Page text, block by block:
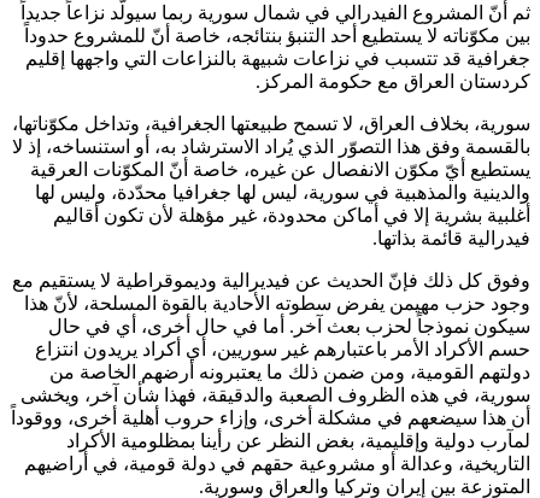
ثم أنّ المشروع الفيدرالي في شمال سورية ربما سيولّد نزاعاً جديداً
بين مكوّناته لا يستطيع أحد التنبؤ بنتائجه، خاصة أنّ للمشروع حدوداً
جغرافية قد تتسبب في نزاعات شبيهة بالنزاعات التي واجهها إقليم
كردستان العراق مع حكومة المركز.
سورية، بخلاف العراق، لا تسمح طبيعتها الجغرافية، وتداخل مكوّناتها،
بالقسمة وفق هذا التصوّر الذي يُراد الاسترشاد به، أو استنساخه، إذ لا
يستطيع أيّ مكوّن الانفصال عن غيره، خاصة أنّ المكوّنات العرقية
والدينية والمذهبية في سورية، ليس لها جغرافيا محدّدة، وليس لها
أغلبية بشرية إلا في أماكن محدودة، غير مؤهلة لأن تكون أقاليم
فيدرالية قائمة بذاتها.
وفوق كل ذلك فإنّ الحديث عن فيديرالية وديموقراطية لا يستقيم مع
وجود حزب مهيمن يفرض سطوته الأحادية بالقوة المسلحة، لأنّ هذا
سيكون نموذجاً لحزب بعث آخر. أما في حال أخرى، أي في حال
حسم الأكراد الأمر باعتبارهم غير سوريين، أي أكراد يريدون انتزاع
دولتهم القومية، ومن ضمن ذلك ما يعتبرونه أرضهم الخاصة من
سورية، في هذه الظروف الصعبة والدقيقة، فهذا شأن آخر، ويخشى
أن هذا سيضعهم في مشكلة أخرى، وإزاء حروب أهلية أخرى، ووقوداً
لمآرب دولية وإقليمية، بغض النظر عن رأينا بمظلومية الأكراد
التاريخية، وعدالة أو مشروعية حقهم في دولة قومية، في أراضيهم
المتوزعة بين إيران وتركيا والعراق وسورية.